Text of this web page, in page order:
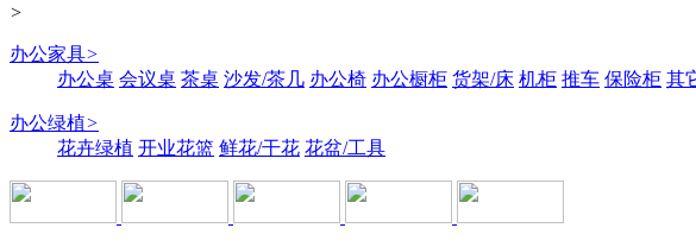
>
办公家具>
办公桌 会议桌 茶桌 沙发/茶几 办公椅 办公橱柜 货架/床 机柜 推车 保险柜 其
办公绿植>
花卉绿植 开业花篮 鲜花/干花 花盆/工具